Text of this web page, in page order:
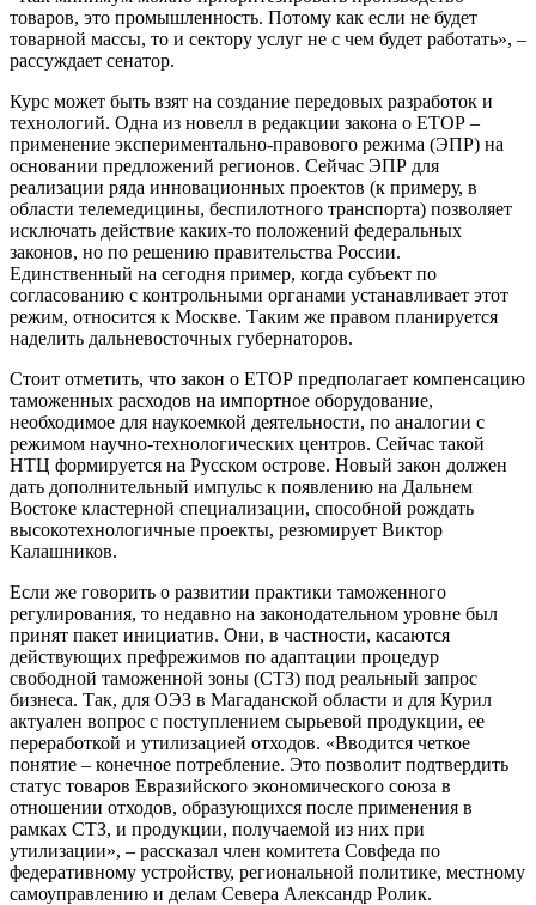
товаров, это промышленность. Потому как если не будет
товарной массы, то и сектору услуг не с чем будет работать», –
рассуждает сенатор.
Курс может быть взят на создание передовых разработок и
технологий. Одна из новелл в редакции закона о ЕТОР –
применение экспериментально-правового режима (ЭПР) на
основании предложений регионов. Сейчас ЭПР для
реализации ряда инновационных проектов (к примеру, в
области телемедицины, беспилотного транспорта) позволяет
исключать действие каких-то положений федеральных
законов, но по решению правительства России.
Единственный на сегодня пример, когда субъект по
согласованию с контрольными органами устанавливает этот
режим, относится к Москве. Таким же правом планируется
наделить дальневосточных губернаторов.
Стоит отметить, что закон о ЕТОР предполагает компенсацию
таможенных расходов на импортное оборудование,
необходимое для наукоемкой деятельности, по аналогии с
режимом научно-технологических центров. Сейчас такой
НТЦ формируется на Русском острове. Новый закон должен
дать дополнительный импульс к появлению на Дальнем
Востоке кластерной специализации, способной рождать
высокотехнологичные проекты, резюмирует Виктор
Калашников.
Если же говорить о развитии практики таможенного
регулирования, то недавно на законодательном уровне был
принят пакет инициатив. Они, в частности, касаются
действующих префрежимов по адаптации процедур
свободной таможенной зоны (СТЗ) под реальный запрос
бизнеса. Так, для ОЭЗ в Магаданской области и для Курил
актуален вопрос с поступлением сырьевой продукции, ее
переработкой и утилизацией отходов. «Вводится четкое
понятие – конечное потребление. Это позволит подтвердить
статус товаров Евразийского экономического союза в
отношении отходов, образующихся после применения в
рамках СТЗ, и продукции, получаемой из них при
утилизации», – рассказал член комитета Совфеда по
федеративному устройству, региональной политике, местному
самоуправлению и делам Севера Александр Ролик.